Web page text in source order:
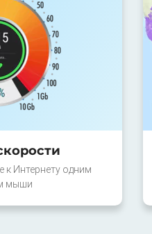
к Интернету одним
мыши